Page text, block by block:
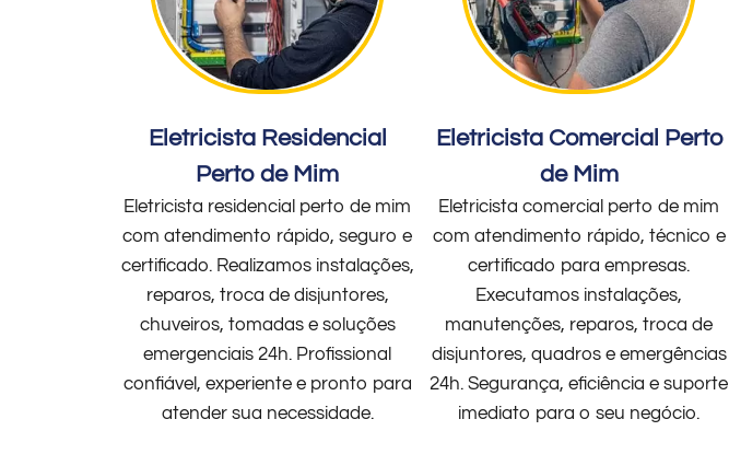
Eletricista Residencial
Perto de Mim
Eletricista residencial perto de mim
com atendimento rápido, seguro e
certificado. Realizamos instalações,
reparos, troca de disjuntores,
chuveiros, tomadas e soluções
emergenciais 24h. Profissional
confiável, experiente e pronto para
atender sua necessidade.
Eletricista Comercial Perto
de Mim
Eletricista comercial perto de mim
com atendimento rápido, técnico e
certificado para empresas.
Executamos instalações,
manutenções, reparos, troca de
disjuntores, quadros e emergências
24h. Segurança, eficiência e suporte
imediato para o seu negócio.